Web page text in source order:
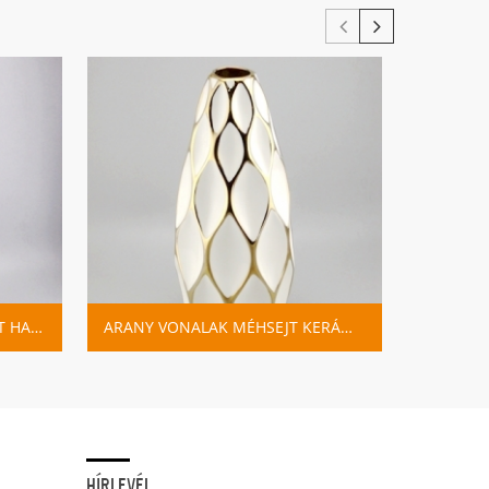
NAGY KERÁMIA URN VÁZA KÉT HANGMÁZ ARANY VONALAK MÉHSEJT KERÁMIA FEHÉR VÁZA